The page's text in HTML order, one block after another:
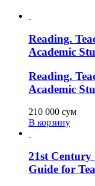
Reading.
Academic
Reading.
Academic
210 000 сум
В корзину
21st Century
Guide for